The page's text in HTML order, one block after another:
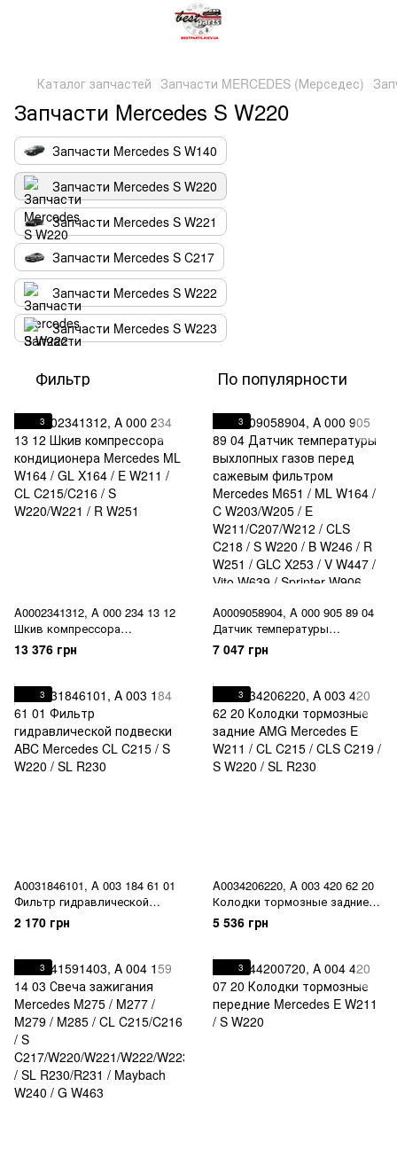
Каталог запчастей Запчасти MERCEDES (Мерседес)
Запчасти Mercedes S W220
Запчасти Mercedes S W140
Запчасти Mercedes S W220
Запчасти Mercedes S W221
Запчасти Mercedes S C217
Запчасти Mercedes S W222
Запчасти Mercedes S W223
Фильтр По популярности
3
A0002341312, A 000 234 13 12
Шкив компрессора
кондиционера Mercedes ML
W164 / GL X164 / E W211 / CL
W251
13 376 грн
3
A0009058904, A 000 905 89 04
Датчик температуры
выхлопных газов перед
сажевым фильтром Mercedes
W203/W205 / E
W211/C207/W212 / CLS C218 /
S W220 / B W246 / R W251 /
GLC X253 / V W447 / Vito W639
/ Sprinter W906
7 047 грн
3
A0031846101, A 003 184 61 01
Фильтр гидравлической
подвески ABC Mercedes CL
C215 / S W220 / SL R230
2 170 грн
3
A0034206220, A 003 420 62 20
Колодки тормозные задние
AMG Mercedes E W211 / CL
C215 / CLS C219 / S W220 / SL
5 536 грн
3 3